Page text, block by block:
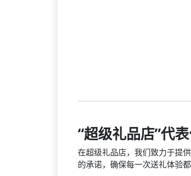
“超级礼品店”代
在超级礼品店，我们致力于提
的承诺，确保每一次送礼体验都